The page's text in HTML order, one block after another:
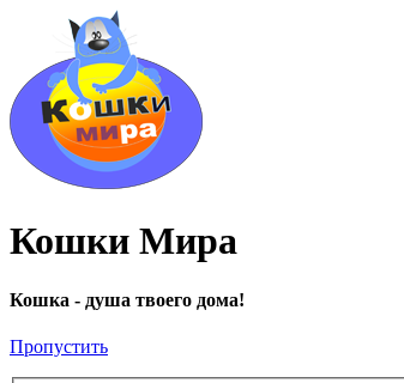
Кошки Мира
Кошка - душа твоего дома!
Пропустить